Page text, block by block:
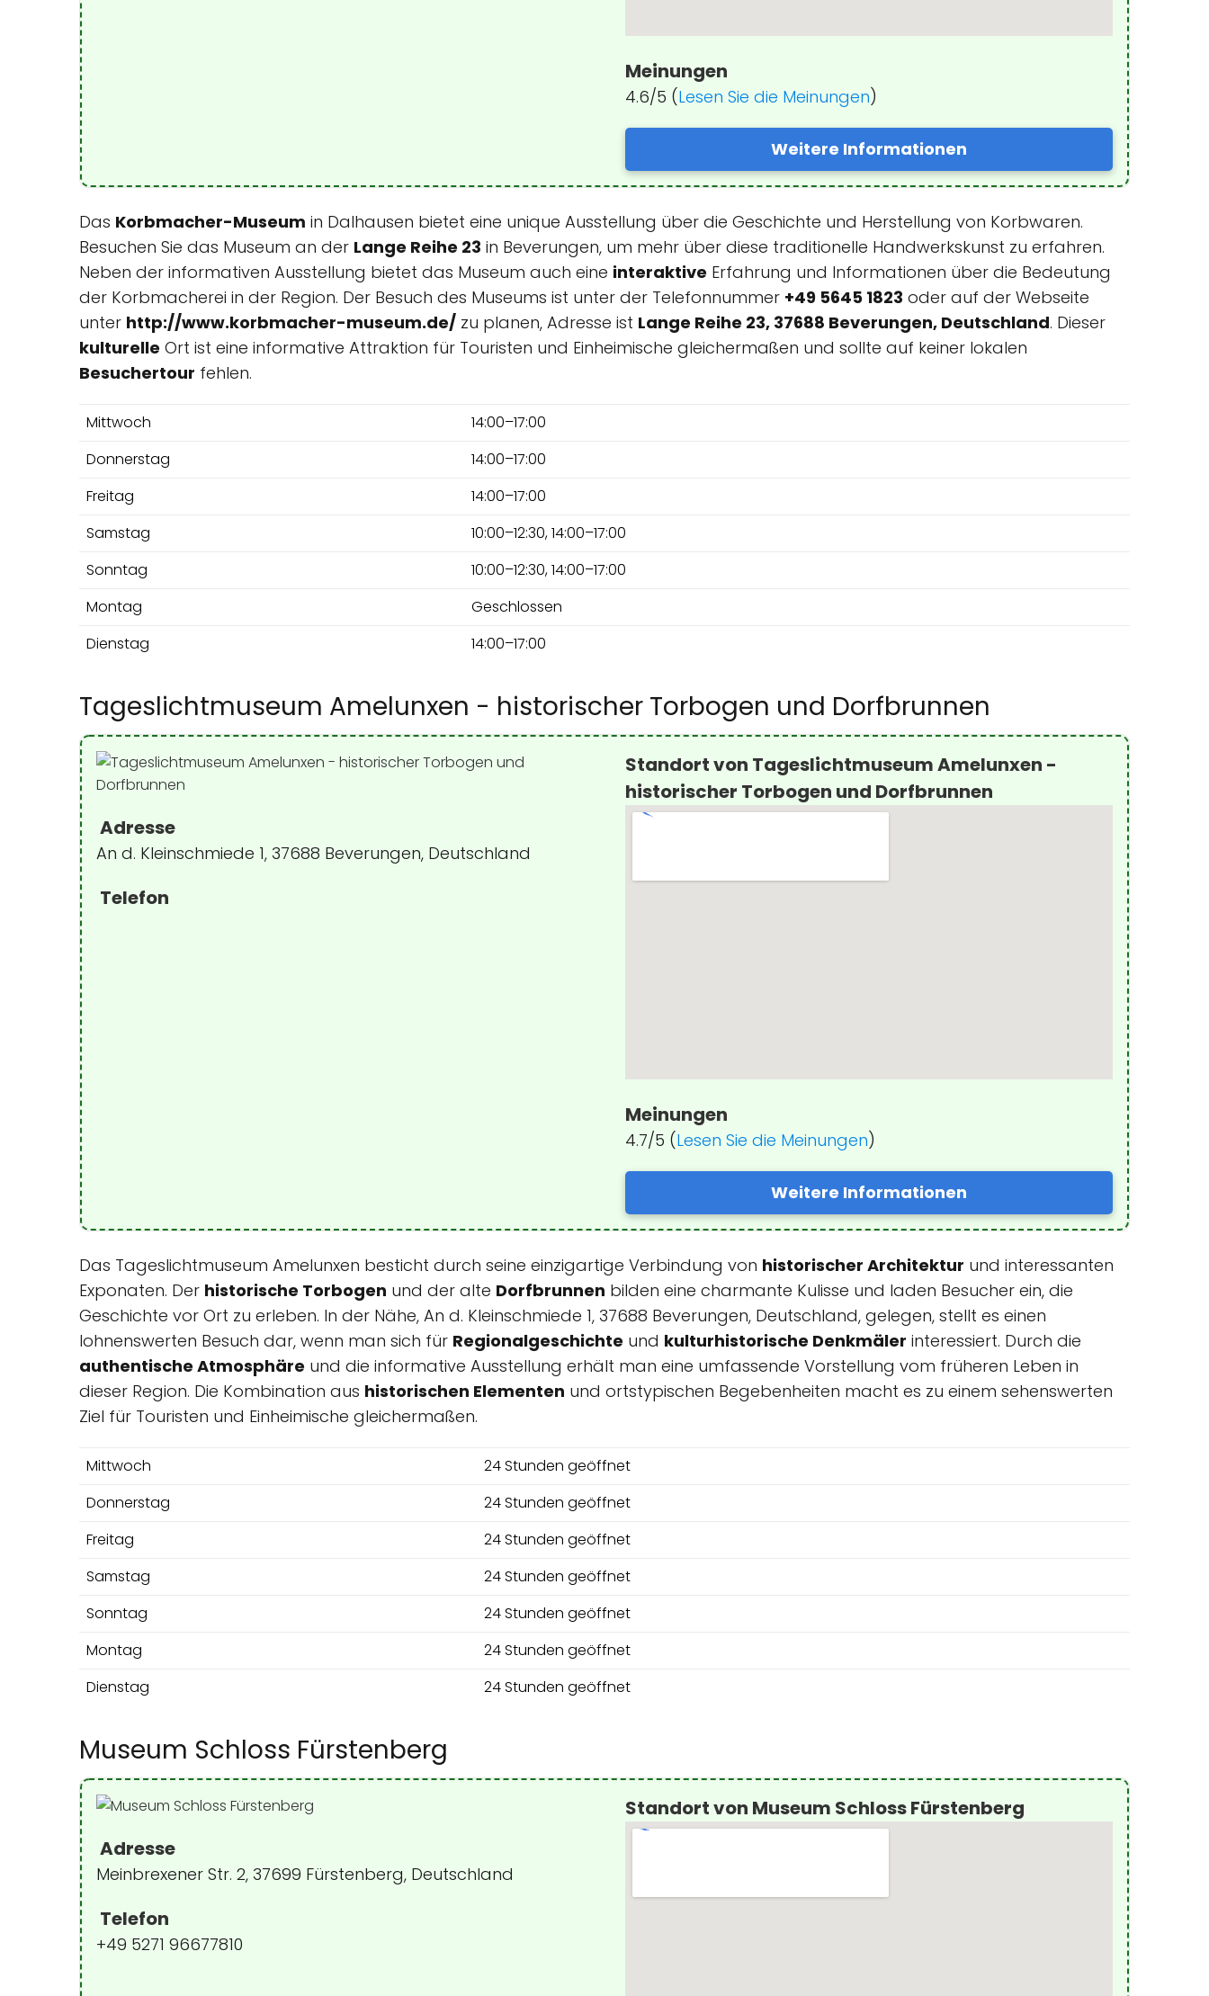
Meinungen
4.6/5 (Lesen Sie die Meinungen)
Weitere Informationen
Das Korbmacher-Museum in Dalhausen bietet eine unique Ausstellung über die Geschichte und Herstellung von Korbwaren.
Besuchen Sie das Museum an der Lange Reihe 23 in Beverungen, um mehr über diese traditionelle Handwerkskunst zu erfahren.
Neben der informativen Ausstellung bietet das Museum auch eine interaktive Erfahrung und Informationen über die Bedeutung
der Korbmacherei in der Region. Der Besuch des Museums ist unter der Telefonnummer +49 5645 1823 oder auf der Webseite
unter http://www.korbmacher-museum.de/ zu planen, Adresse ist Lange Reihe 23, 37688 Beverungen, Deutschland. Dieser
kulturelle Ort ist eine informative Attraktion für Touristen und Einheimische gleichermaßen und sollte auf keiner lokalen
Besuchertour fehlen.
Mittwoch
14:00–17:00
Donnerstag
14:00–17:00
Freitag
14:00–17:00
Samstag
10:00–12:30, 14:00–17:00
Sonntag
10:00–12:30, 14:00–17:00
Montag
Geschlossen
Dienstag
14:00–17:00
Tageslichtmuseum Amelunxen - historischer Torbogen und Dorfbrunnen
Adresse
An d. Kleinschmiede 1, 37688 Beverungen, Deutschland
Telefon
Standort von Tageslichtmuseum Amelunxen -
historischer Torbogen und Dorfbrunnen
Meinungen
4.7/5 (Lesen Sie die Meinungen)
Weitere Informationen
Das Tageslichtmuseum Amelunxen besticht durch seine einzigartige Verbindung von historischer Architektur und interessanten
Exponaten. Der historische Torbogen und der alte Dorfbrunnen bilden eine charmante Kulisse und laden Besucher ein, die
Geschichte vor Ort zu erleben. In der Nähe, An d. Kleinschmiede 1, 37688 Beverungen, Deutschland, gelegen, stellt es einen
lohnenswerten Besuch dar, wenn man sich für Regionalgeschichte und kulturhistorische Denkmäler interessiert. Durch die
authentische Atmosphäre und die informative Ausstellung erhält man eine umfassende Vorstellung vom früheren Leben in
dieser Region. Die Kombination aus historischen Elementen und ortstypischen Begebenheiten macht es zu einem sehenswerten
Ziel für Touristen und Einheimische gleichermaßen.
Mittwoch
24 Stunden geöffnet
Donnerstag
24 Stunden geöffnet
Freitag
24 Stunden geöffnet
Samstag
24 Stunden geöffnet
Sonntag
24 Stunden geöffnet
Montag
24 Stunden geöffnet
Dienstag
24 Stunden geöffnet
Museum Schloss Fürstenberg
Adresse
Meinbrexener Str. 2, 37699 Fürstenberg, Deutschland
Telefon
+49 5271 96677810
Standort von Museum Schloss Fürstenberg